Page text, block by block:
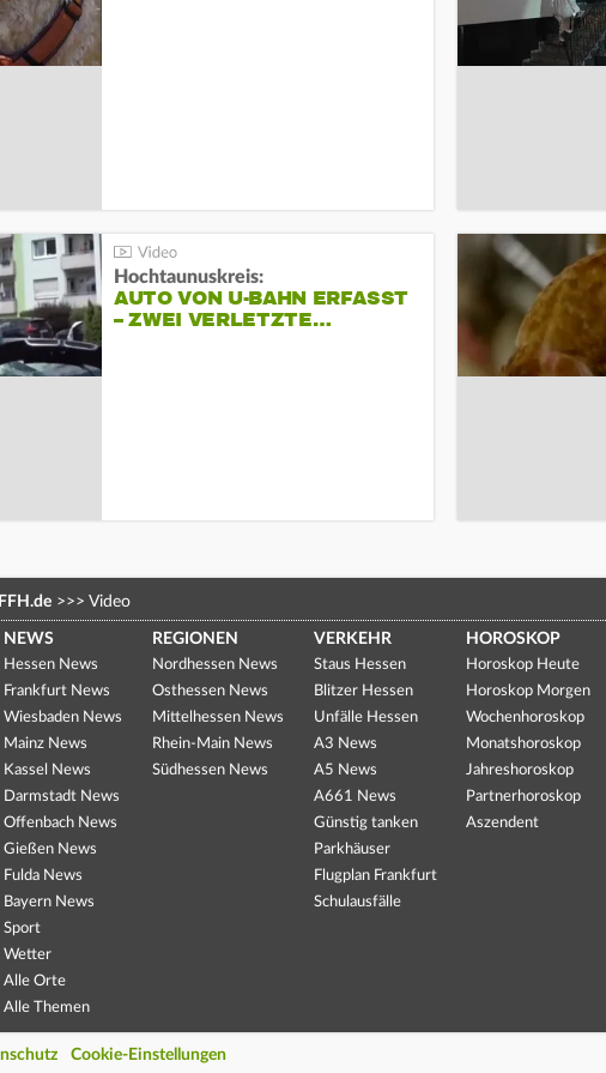
Hochtaunuskreis:
AUTO VON U-BAHN ERFASST
– ZWEI VERLETZTE…
>>> Video
NEWS
Hessen News
Frankfurt News
Wiesbaden News
Mainz News
Kassel News
Darmstadt News
Offenbach News
Gießen News
Fulda News
Bayern News
Sport
Wetter
Alle Orte
Alle Themen
REGIONEN
Nordhessen News
Osthessen News
Mittelhessen News
Rhein-Main News
Südhessen News
VERKEHR
Staus Hessen
Blitzer Hessen
Unfälle Hessen
A3 News
A5 News
A661 News
Günstig tanken
Parkhäuser
Flugplan Frankfurt
Schulausfälle
HOROSKOP
Horoskop Heute
Horoskop Morgen
Wochenhoroskop
Monatshoroskop
Jahreshoroskop
Partnerhoroskop
Aszendent
Cookie-Einstellungen